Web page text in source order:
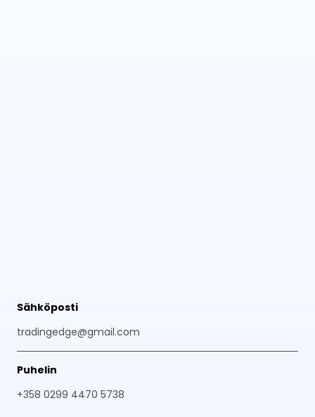
Sähköposti
tradingedge@gmail.com
Puhelin
+358 0299 4470 5738